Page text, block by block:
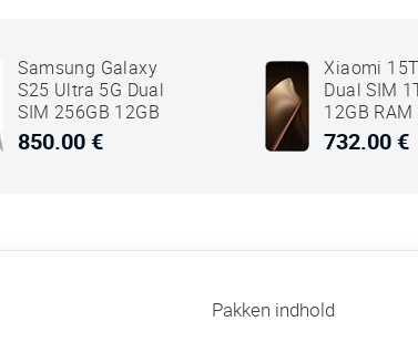
Samsung Galaxy
S25 Ultra 5G Dual
SIM 256GB 12GB
RAM Titanium Jet
Sort
850.00 €
Xiaomi
Dual SIM
12GB
Guld
732.00 €
Pakken indhold